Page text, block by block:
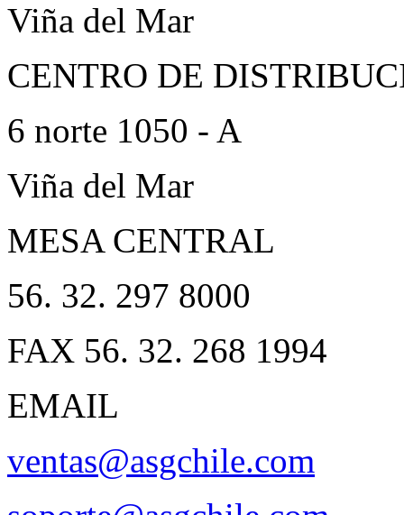
Viña del Mar
CENTRO DE
6 norte 1050 - A
Viña del Mar
MESA CENTRAL
56. 32. 297 8000
FAX 56. 32. 268 1994
EMAIL
ventas@asgchile.com